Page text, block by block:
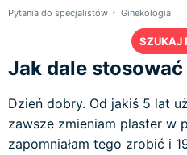
Pytania do specjalistów Ginekologia
SZUKAJ
Jak dale
Dzień dobry. Od jakiś 5 lat
zawsze zmieniam plaster w
zapomniałam tego zrobić i